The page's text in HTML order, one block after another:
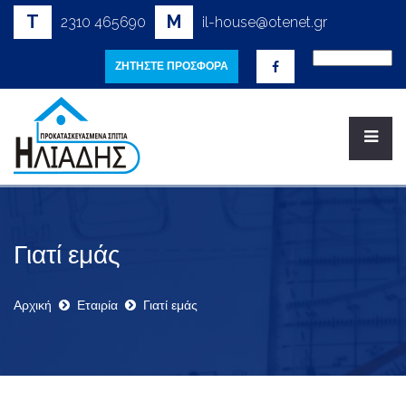
T 2310 465690 M il-house@otenet.gr
ΖΗΤΗΣΤΕ ΠΡΟΣΦΟΡΑ
Γιατί εμάς
Αρχική Εταιρία Γιατί εμάς